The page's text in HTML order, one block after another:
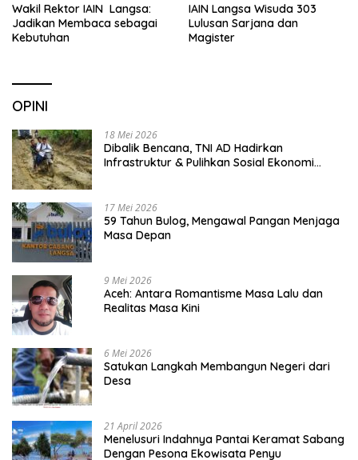
Wakil Rektor IAIN Langsa:
Jadikan Membaca sebagai
Kebutuhan
IAIN Langsa Wisuda 303
Lulusan Sarjana dan
Magister
OPINI
18 Mei 2026
Dibalik Bencana, TNI AD Hadirkan
Infrastruktur & Pulihkan Sosial Ekonomi
17 Mei 2026
59 Tahun Bulog, Mengawal Pangan Menjaga
Masa Depan
9 Mei 2026
Aceh: Antara Romantisme Masa Lalu dan
Realitas Masa Kini
6 Mei 2026
Satukan Langkah Membangun Negeri dari
Desa
21 April 2026
Menelusuri Indahnya Pantai Keramat Sabang
Dengan Pesona Ekowisata Penyu